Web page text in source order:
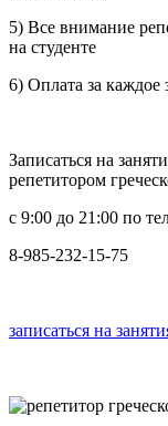
5) Все внимание
на студенте
6) Оплата за каждое
Записаться на
репетитором
с 9:00 до 21:00 по
8-985-232-15-75
записаться на